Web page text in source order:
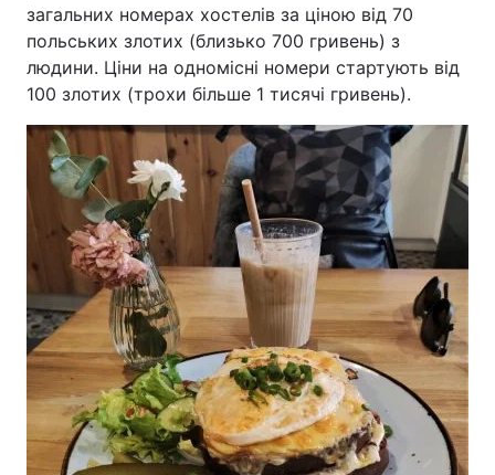
загальних номерах хостелів за ціною від 70
польських злотих (близько 700 гривень) з
людини. Ціни на одномісні номери стартують від
100 злотих (трохи більше 1 тисячі гривень).